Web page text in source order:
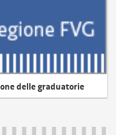
delle graduatorie